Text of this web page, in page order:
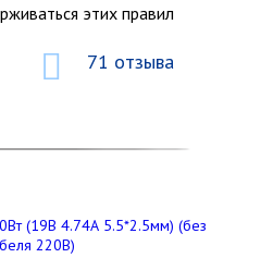
этих правил
71 отзыва